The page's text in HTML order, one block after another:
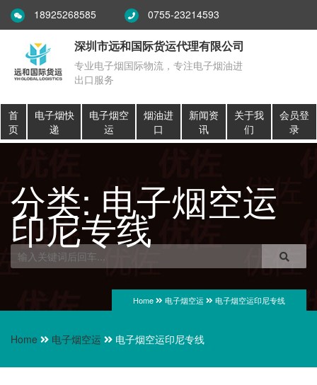
18925268585 0755-23214593
深圳市远和国际货运代理有限公司
专业电子烟国际物流，专注电子烟油进
出口服务
首
页
电子烟快
递
电子烟空
运
烟油进
口
新闻资
讯
关于我
们
会员登
录
分类:电子烟空运
印尼专线
Home 电子烟空运 电子烟空运印尼专线
Home 电子烟空运 电子烟空运印尼专线